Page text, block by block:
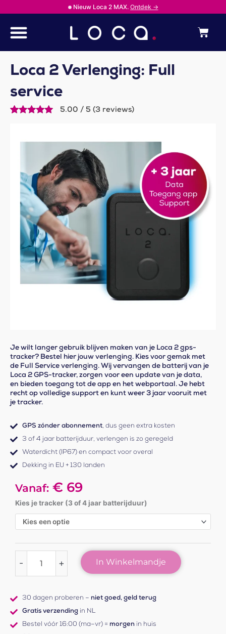
naar
inhoud
Nieuw Loca 2 MAX. Ontdek →
Loca 2 Verlenging: Full
service
klantbeoordelingen
5.00 / 5 (3 reviews)
Je wilt langer gebruik blijven maken van je Loca 2 gps-
tracker? Bestel hier jouw verlenging. Kies voor gemak met
de Full Service verlenging. Wij vervangen de batterij van je
Loca 2 GPS-tracker, zorgen voor een update van je data,
en bieden toegang tot de app en het webportaal. Je hebt
recht op volledige support en kunt weer 3 jaar vooruit met
je tracker.
GPS zónder abonnement, dus geen extra kosten
3 of 4 jaar batterijduur, verlengen is zo geregeld
Waterdicht (IP67) en compact voor overal
Dekking in EU + 130 landen
Vanaf: € 69
Kies je tracker (3 of 4 jaar batterijduur)
-
Full
+ In Winkelmandje
30 dagen proberen – niet goed, geld terug
Gratis verzendingin NL
Bestel vóór 16:00 (ma–vr) = morgenin huis